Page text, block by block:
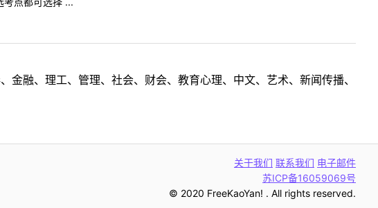
融、理工、管理、社会、财会、教育心理、中文、艺术、新闻传播、
关于我们 联系我们 电子邮件
苏ICP备16059069号
© 2020 FreeKaoYan! . All rights reserved.